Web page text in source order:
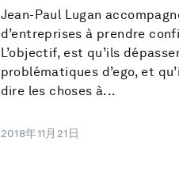
Jean-Paul Lugan
d’entreprises à prendre
L’objectif, est qu’ils
problématiques d’ego, et
dire les choses à...
2018年11月21日